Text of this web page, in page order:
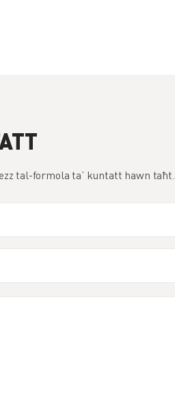
tal-formola ta’ kuntatt hawn taħt.